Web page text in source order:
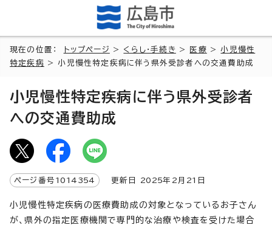
現在の位置： トップページ > くらし・手続き > 医療 >小児慢性
特定疾病 > 小児慢性特定疾病に伴う県外受診者への交通費助成
小児慢性特定疾病に伴う県外受診者
への交通費助成
ページ番号 1014354 更新日 2025年2月 21 日
小児慢性特定疾病の医療費助成の対象となっているお子さん
が、県外の指定医療機関で専門的な治療や検査を受けた場合